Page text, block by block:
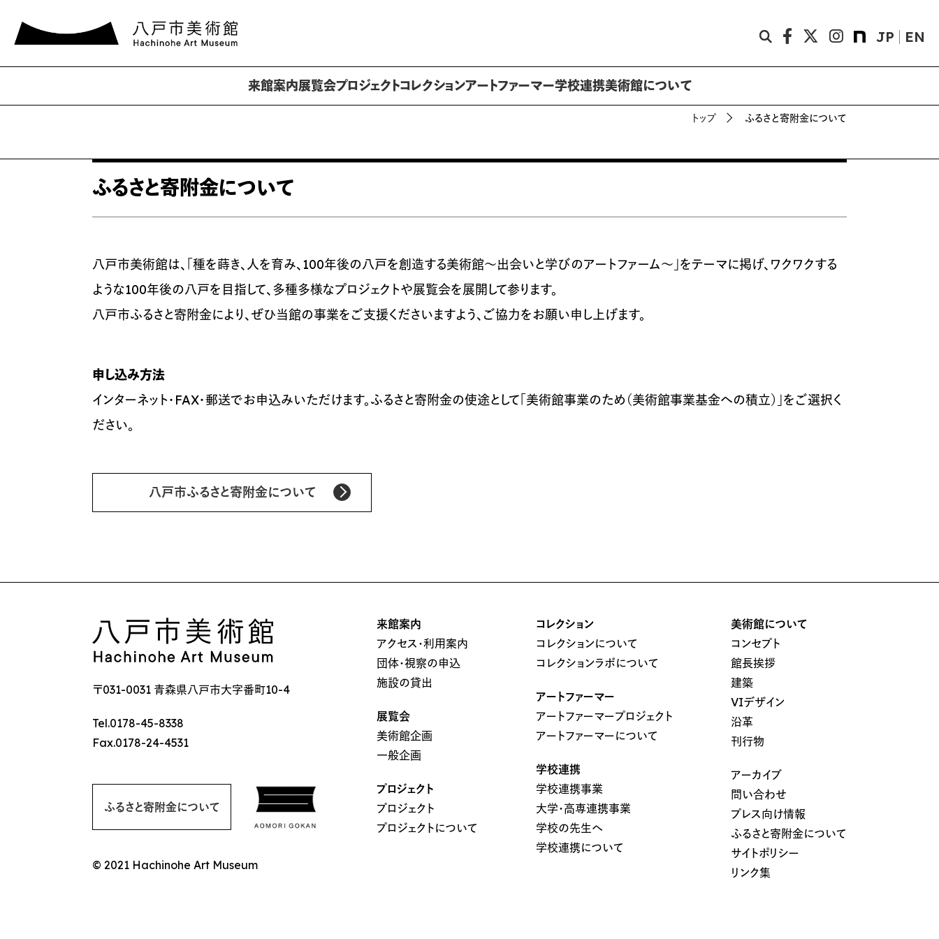
JP EN
来館案内展覧会プロジェクトコレクションアートファーマー学校連携美術館について
トップ ふるさと寄附金について
ふるさと寄附金について
八戸市美術館は、「種を蒔き、人を育み、100年後の八戸を創造する美術館～出会いと学びのアートファーム～」をテーマに掲げ、ワクワクする
ような100年後の八戸を目指して、多種多様なプロジェクトや展覧会を展開して参ります。
八戸市ふるさと寄附金により、ぜひ当館の事業をご支援くださいますよう、ご協力をお願い申し上げます。
申し込み方法
インターネット・FAX・郵送でお申込みいただけます。ふるさと寄附金の使途として「美術館事業のため（美術館事業基金への積立）」をご選択く
ださい。
八戸市ふるさと寄附金について
〒031-0031 青森県八戸市大字番町10-4
Tel.0178-45-8338
Fax.0178-24-4531
ふるさと寄附金について
© 2021 Hachinohe Art Museum
来館案内
アクセス・利用案内
団体・視察の申込
施設の貸出
展覧会
美術館企画
一般企画
プロジェクト
プロジェクト
プロジェクトについて
コレクション
コレクションについて
コレクションラボについて
アートファーマー
アートファーマープロジェクト
アートファーマーについて
学校連携
学校連携事業
大学・高専連携事業
学校の先生へ
学校連携について
美術館について
コンセプト
館長挨拶
建築
VIデザイン
沿革
刊行物
アーカイブ
問い合わせ
プレス向け情報
ふるさと寄附金について
サイトポリシー
リンク集